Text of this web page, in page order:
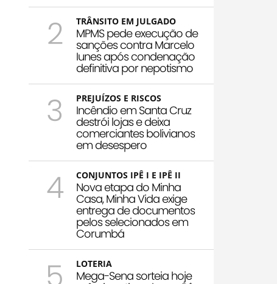
2 TRÂNSITO EM JULGADO
MPMS pede execução de
sanções contra Marcelo
Iunes após condenação
definitiva por nepotismo
3 PREJUÍZOS E RISCOS
Incêndio em Santa Cruz
destrói lojas e deixa
comerciantes bolivianos
em desespero
4 CONJUNTOS IPÊ I E IPÊ II
Nova etapa do Minha
Casa, Minha Vida exige
entrega de documentos
pelos selecionados em
Corumbá
LOTERIA
Mega-Sena sorteia hoje